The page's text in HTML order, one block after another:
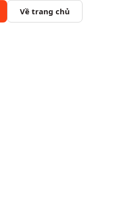
Về trang chủ